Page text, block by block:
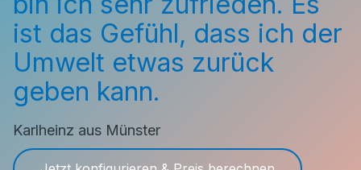
ist das Gefühl, dass ich der
Umwelt etwas zurück
geben kann.
Karlheinz aus Münster